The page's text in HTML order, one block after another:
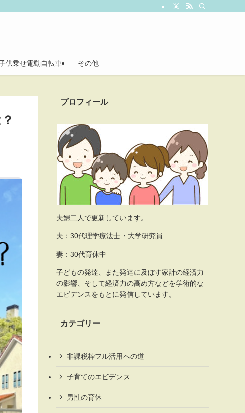
供乗せ電動自転車 その他
プロフィール
夫婦二人で更新しています。
夫：30代理学療法士・大学研究員
妻：30代育休中
子どもの発達、また発達に及ぼす家計の経済力
の影響、そして経済力の高め方などを学術的な
エビデンスをもとに発信しています。
カテゴリー
非課税枠フル活用への道
子育てのエビデンス
男性の育休